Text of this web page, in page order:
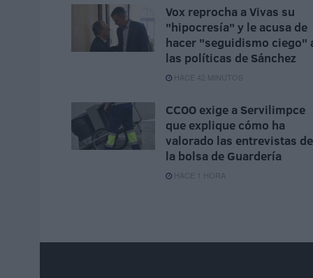
Vox reprocha a Vivas su
"hipocresía" y le acusa de
hacer "seguidismo ciego"
las políticas de Sánchez
HACE 42 MINUTOS
CCOO exige a Servilimpce
que explique cómo ha
valorado las entrevistas de
la bolsa de Guardería
HACE 1 HORA